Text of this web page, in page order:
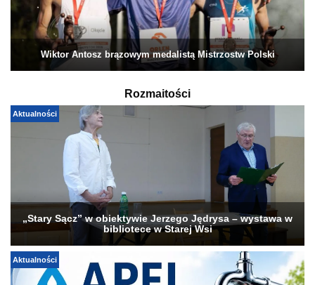
Wiktor Antosz brązowym medalistą Mistrzostw Polski
Rozmaitości
Aktualności
„Stary Sącz” w obiektywie Jerzego Jędrysa – wystawa w
bibliotece w Starej Wsi
Aktualności